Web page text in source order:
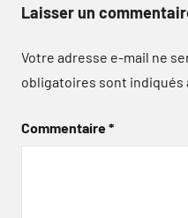
Laisser un
Votre adresse e-mail ne
obligatoires sont indiqués
Commentaire*